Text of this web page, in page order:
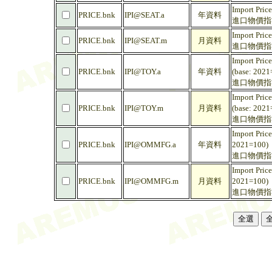
PRICE.bnk IPI@SEAT.a 年資料
Import
進口物價
PRICE.bnk IPI@SEAT.m 月資料
Import
進口物價
PRICE.bnk IPI@TOY.a 年資料
Import
(base:
進口物價
PRICE.bnk IPI@TOY.m 月資料
Import
(base:
進口物價
PRICE.bnk IPI@OMMFG.a 年資料
Import
2021=100)
進口物價
PRICE.bnk IPI@OMMFG.m 月資料
Import
2021=100)
進口物價